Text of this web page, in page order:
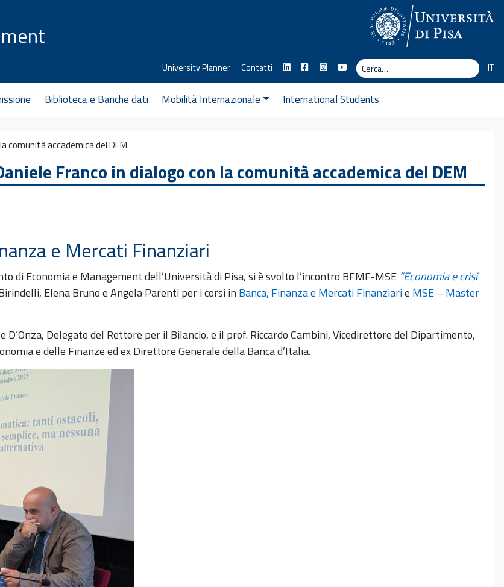
University Planner Contatti
Cerca
CercaIT
Biblioteca e Banche dati Mobilità Internazionale International Students
comunità accademica del DEM
Franco in dialogo con la comunità accademica del DEM
e Mercati Finanziari
di Economia e Management dell’Università di Pisa, si è svolto l’incontro BFMF-MSE “Economia e crisi
Elena Bruno e Angela Parenti per i corsi in Banca, Finanza e Mercati Finanziarie MSE – Master
Delegato del Rettore per il Bilancio, e il prof. Riccardo Cambini, Vicedirettore del Dipartimento,
e delle Finanze ed ex Direttore Generale della Banca d’Italia.